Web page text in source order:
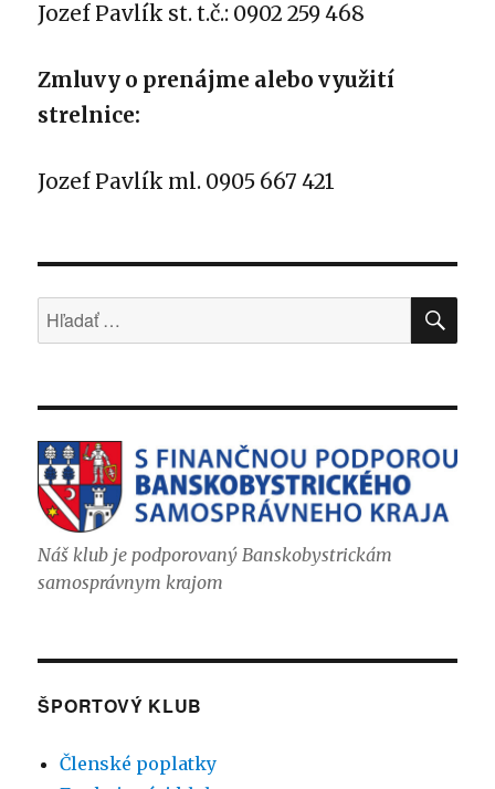
Jozef Pavlík st. t.č.: 0902 259 468
Zmluvy o prenájme alebo využití
strelnice:
Jozef Pavlík ml. 0905 667 421
Hľadať:
Náš klub je podporovaný Banskobystrickám
samosprávnym krajom
ŠPORTOVÝ KLUB
Členské poplatky